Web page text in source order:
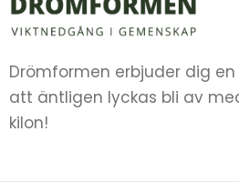
Drömformen erbjuder dig
att äntligen lyckas bli av
kilon!